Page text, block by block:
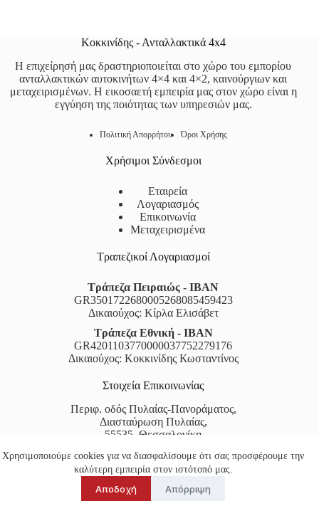
Χρησιμοποιούμε cookies για να διασφαλίσουμε ότι σας προσφέρουμε την
καλύτερη εμπειρία στον ιστότοπό μας.
Αποδοχή Απόρριψη
Κοκκινίδης - Ανταλλακτικά 4x4
Η επιχείρησή μας δραστηριοποιείται στο χώρο του εμπορίου
ανταλλακτικών αυτοκινήτων 4×4 και 4×2, καινούργιων και
μεταχειρισμένων. Η εικοσαετή εμπειρία μας στον χώρο είναι η
εγγύηση της ποιότητας των υπηρεσιών μας.
Πολιτική Απορρήτου Όροι Χρήσης
Χρήσιμοι Σύνδεσμοι
Εταιρεία
Λογαριασμός
Επικοινωνία
Μεταχειρισμένα
Τραπεζικοί Λογαριασμοί
Τράπεζα Πειραιώς - IBAN
GR3501722680005268085459423
Δικαιούχος: Κίρλα Ελισάβετ
Τράπεζα Εθνική - IBAN
GR4201103770000037752279176
Δικαιούχος: Κοκκινίδης Κωσταντίνος
Στοιχεία Επικοινωνίας
Περιφ. οδός Πυλαίας-Πανοράματος,
Διασταύρωση Πυλαίας,
55535, Θεσσαλονίκη
Τηλέφωνο:2310522666&2310324134
Email:kokkinidiskwstas@yahoo.gr
Δευτέρα - Παρασκευή 9:00 -18:00
Βρείτε μας στο χάρτη